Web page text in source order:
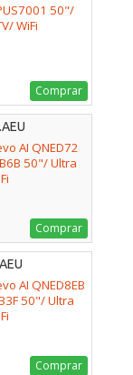
50"/
WiFi
Comprar
AI QNED72
50"/ Ultra
Comprar
AI QNED8EB
50"/ Ultra
Comprar